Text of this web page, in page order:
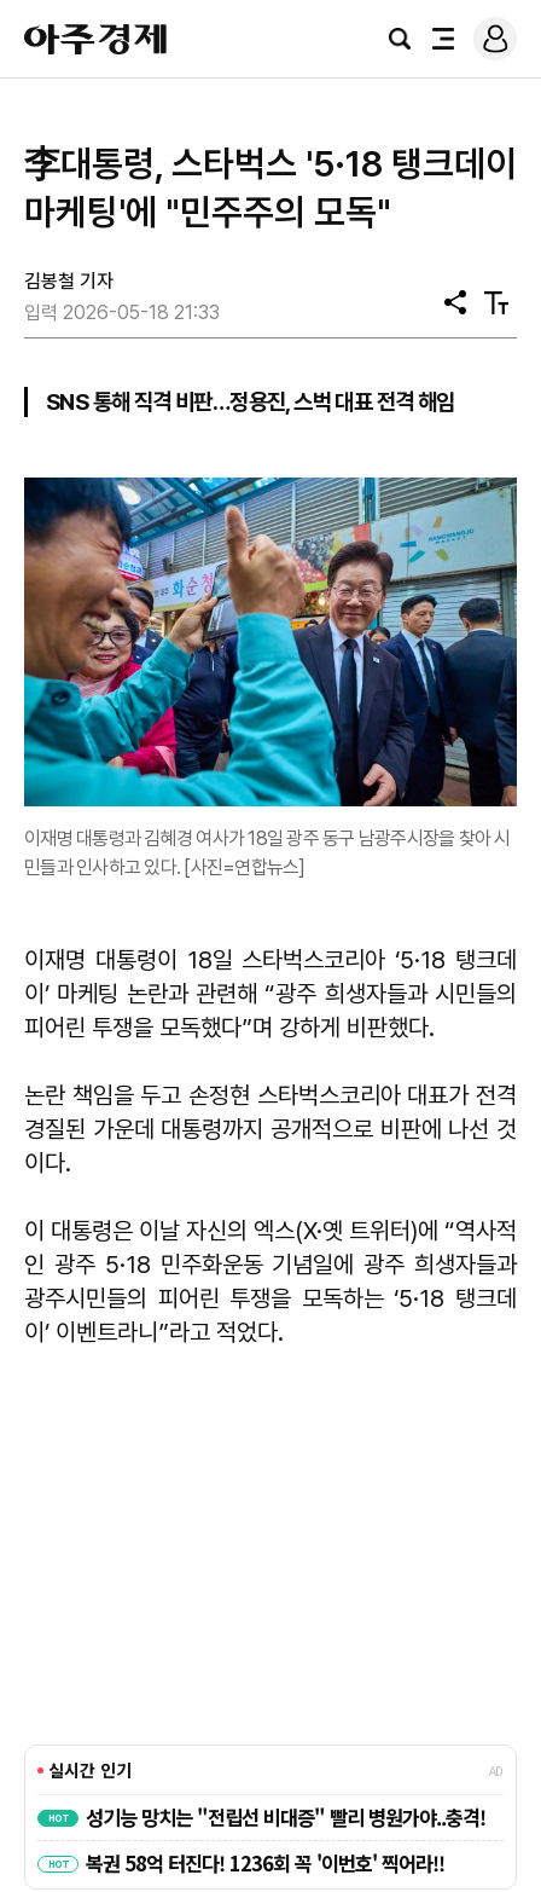
아
주
경
검
전
로
그
李대통령, 스타벅스 '5·18 탱크데이
마케팅'에 "민주주의 모독"
김봉철 기자
입력 2026-05-18 21:33
공
유
텍
스
SNS 통해 직격 비판…정용진, 스벅 대표 전격 해임
이재명 대통령과 김혜경 여사가 18일 광주 동구 남광주시장을 찾아 시
민들과 인사하고 있다. [사진=연합뉴스]
이재명 대통령이 18일 스타벅스코리아 ‘5·18 탱크데
이’ 마케팅 논란과 관련해 “광주 희생자들과 시민들의
피어린 투쟁을 모독했다”며 강하게 비판했다.
논란 책임을 두고 손정현 스타벅스코리아 대표가 전격
경질된 가운데 대통령까지 공개적으로 비판에 나선 것
이다.
이 대통령은 이날 자신의 엑스(X·옛 트위터)에 “역사적
인 광주 5·18 민주화운동 기념일에 광주 희생자들과
광주시민들의 피어린 투쟁을 모독하는 ‘5·18 탱크데
이’ 이벤트라니”라고 적었다.